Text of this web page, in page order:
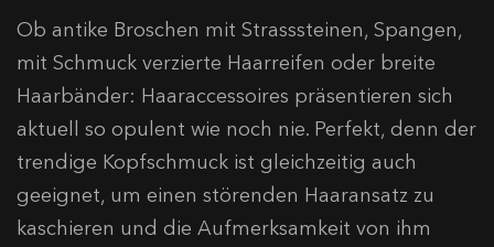
Ob antike Broschen mit Strasssteinen, Spangen,
mit Schmuck verzierte Haarreifen oder breite
Haarbänder: Haaraccessoires präsentieren sich
aktuell so opulent wie noch nie. Perfekt, denn der
trendige Kopfschmuck ist gleichzeitig auch
geeignet, um einen störenden Haaransatz zu
kaschieren und die Aufmerksamkeit von ihm